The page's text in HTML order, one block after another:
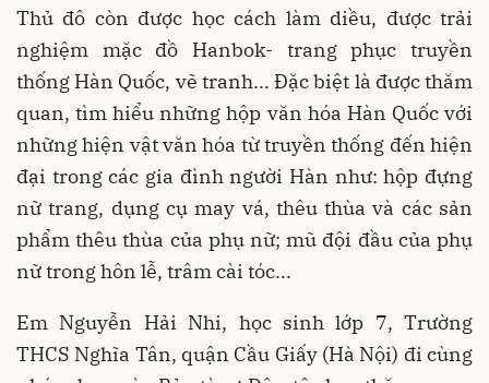
Thủ đô còn được học cách làm diều, được trải
nghiệm mặc đồ Hanbok- trang phục truyền
thống Hàn Quốc, vẽ tranh... Đặc biệt là được thăm
quan, tìm hiểu những hộp văn hóa Hàn Quốc với
những hiện vật văn hóa từ truyền thống đến hiện
đại trong các gia đình người Hàn như: hộp đựng
nữ trang, dụng cụ may vá, thêu thùa và các sản
phẩm thêu thùa của phụ nữ; mũ đội đầu của phụ
nữ trong hôn lễ, trâm cài tóc...
Em Nguyễn Hải Nhi, học sinh lớp 7, Trường
THCS Nghĩa Tân, quận Cầu Giấy (Hà Nội) đi cùng